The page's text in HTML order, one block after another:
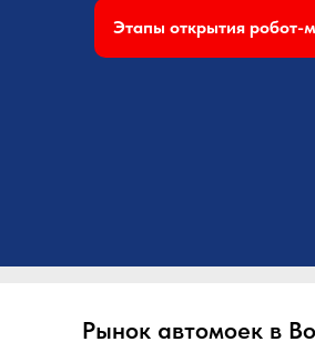
Этапы открытия робот-
Рынок автомоек в